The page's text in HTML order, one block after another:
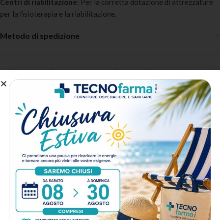
per la fisioterapia e la riabilitazione.
Metodo di spedizione
Acquista il Kit personalizzabile scontato -
Puoi personalizzare il tuo kit selezionando
i prodotti che vuoi acquistare
-5%